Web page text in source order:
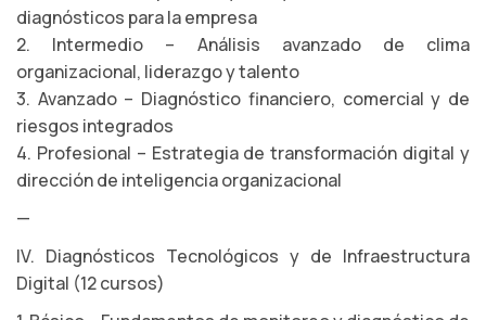
diagnósticos para la empresa
2. Intermedio – Análisis avanzado de clima
organizacional, liderazgo y talento
3. Avanzado – Diagnóstico financiero, comercial y de
riesgos integrados
4. Profesional – Estrategia de transformación digital y
dirección de inteligencia organizacional
—
IV. Diagnósticos Tecnológicos y de Infraestructura
Digital (12 cursos)